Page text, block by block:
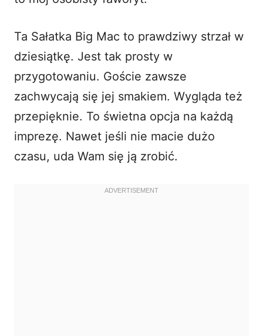
Ta Sałatka Big Mac to prawdziwy strzał w
dziesiątkę. Jest tak prosty w
przygotowaniu. Goście zawsze
zachwycają się jej smakiem. Wygląda też
przepięknie. To świetna opcja na każdą
imprezę. Nawet jeśli nie macie dużo
czasu, uda Wam się ją zrobić.